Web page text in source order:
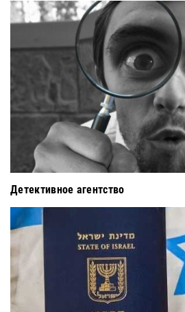
Детективное агентство